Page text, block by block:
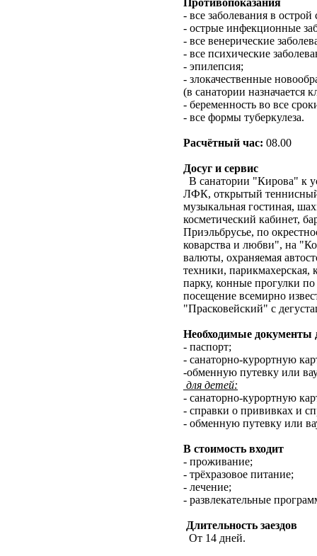
- все заболевания в
- острые инфекционные
- все венерические
- все психические
- эпилепсия;
- злокачественные
(в санатории назначается
- беременность во все
- все формы туберкулеза.
Расчётный час: 08.00
Досуг и сервис
В санатории "Кирова" к
ЛФК, открытый теннисный
музыкальная гостиная,
косметический кабинет,
Приэльбрусье, по
коварства и любви", на
валюты, охраняемая
техники, парикмахерская,
парку, конные прогулки
посещение всемирно
"Прасковейский" с
Необходимые документы
- паспорт;
- санаторно-курортную
-обменную путевку или
для детей:
- санаторно-курортную
- справки о прививках и
- обменную путевку или
В стоимость входит
- проживание;
- трёхразовое питание;
- лечение;
- развлекательные
Длительность заездов
От 14 дней.